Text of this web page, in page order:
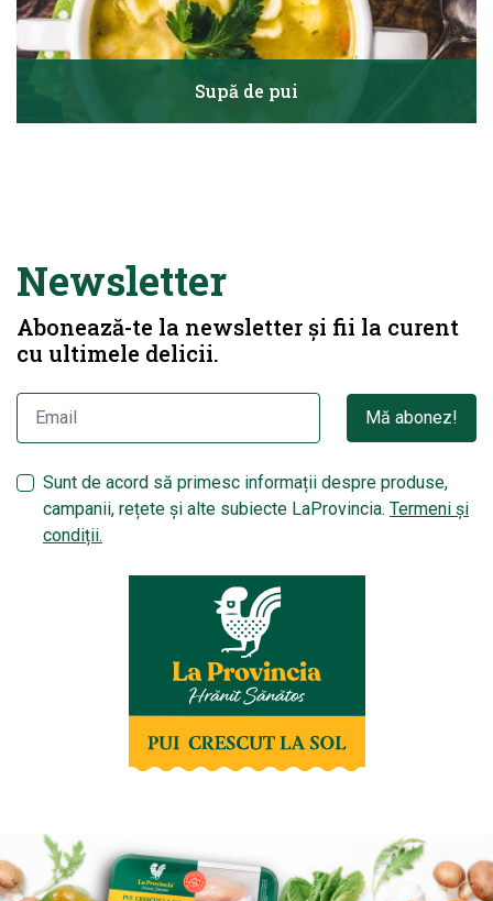
Supă de pui
Newsletter
Abonează-te la newsletter și fii la curent
cu ultimele delicii.
Mă abonez!
Sunt de acord să primesc informații despre produse,
campanii, rețete și alte subiecte LaProvincia. Termeni și
condiții.